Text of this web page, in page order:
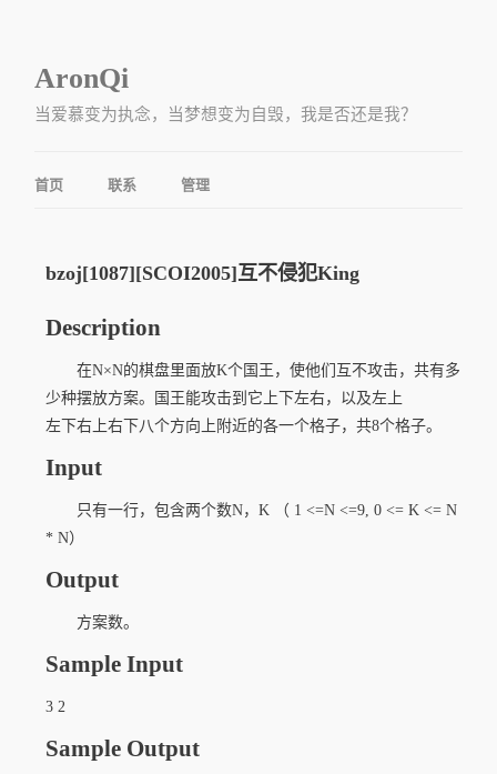
AronQi
当爱慕变为执念，当梦想变为自毁，我是否还是我？
首页 联系 管理
bzoj[1087][SCOI2005]互不侵犯King
Description
在N×N的棋盘里面放K个国王，使他们互不攻击，共有多
少种摆放方案。国王能攻击到它上下左右，以及左上
左下右上右下八个方向上附近的各一个格子，共8个格子。
Input
只有一行，包含两个数N，K （ 1 <=N <=9, 0 <= K <= N
* N）
Output
方案数。
Sample Input
3 2
Sample Output